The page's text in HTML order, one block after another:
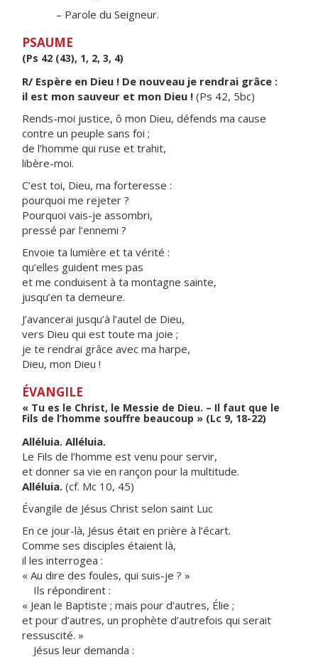
– Parole du Seigneur.
PSAUME
(Ps 42 (43), 1, 2, 3, 4)
R/ Espère en Dieu ! De nouveau je rendrai grâce :
il est mon sauveur et mon Dieu ! (Ps 42, 5bc)
Rends-moi justice, ô mon Dieu, défends ma cause
contre un peuple sans foi ;
de l’homme qui ruse et trahit,
libère-moi.
C’est toi, Dieu, ma forteresse :
pourquoi me rejeter ?
Pourquoi vais-je assombri,
pressé par l’ennemi ?
Envoie ta lumière et ta vérité :
qu’elles guident mes pas
et me conduisent à ta montagne sainte,
jusqu’en ta demeure.
J’avancerai jusqu’à l’autel de Dieu,
vers Dieu qui est toute ma joie ;
je te rendrai grâce avec ma harpe,
Dieu, mon Dieu !
ÉVANGILE
« Tu es le Christ, le Messie de Dieu. – Il faut que le
Fils de l’homme souffre beaucoup » (Lc 9, 18-22)
Alléluia. Alléluia.
Le Fils de l’homme est venu pour servir,
et donner sa vie en rançon pour la multitude.
Alléluia. (cf. Mc 10, 45)
Évangile de Jésus Christ selon saint Luc
En ce jour-là, Jésus était en prière à l’écart.
Comme ses disciples étaient là,
il les interrogea :
« Au dire des foules, qui suis-je ? »
Ils répondirent :
« Jean le Baptiste ; mais pour d’autres, Élie ;
et pour d’autres, un prophète d’autrefois qui serait
ressuscité. »
Jésus leur demanda :